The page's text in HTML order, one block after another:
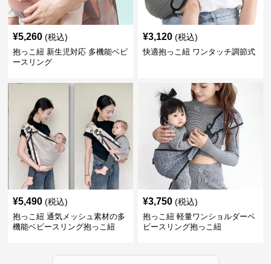
¥5,260 (税込)
抱っこ紐 新生児対応 多機能ベビ
ースリング
¥3,120 (税込)
快適抱っこ紐 ワンタッチ調節式
¥5,490 (税込)
抱っこ紐 通気メッシュ素材の多
機能ベビースリング抱っこ紐
¥3,750 (税込)
抱っこ紐 軽量ワンショルダーベ
ビースリング抱っこ紐